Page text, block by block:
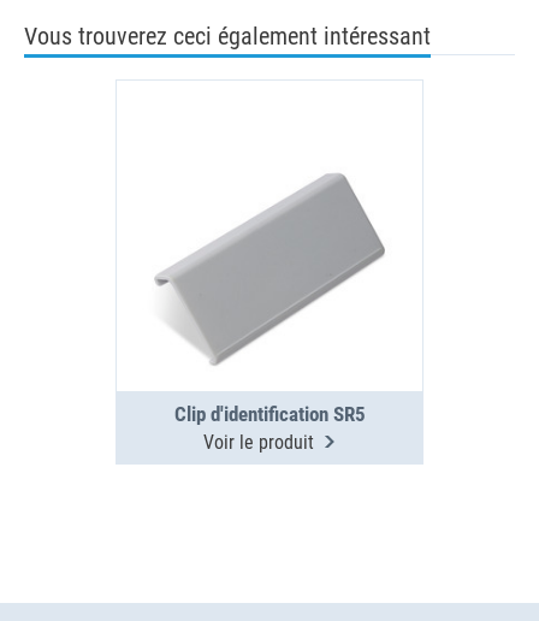
Vous trouverez ceci également intéressant
Clip d'identification SR5
Voir le produit